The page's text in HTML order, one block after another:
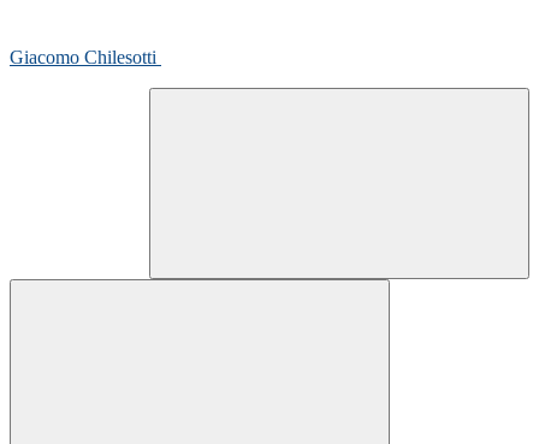
Giacomo Chilesotti